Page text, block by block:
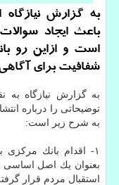
به گزارش نیازگاه
باعث ایجاد
است و ازاین رو
شفافیت برای
به گزارش نیازگاه به
توضیحاتی را درباره
به شرح زیر است:
۱- اقدام بانك مركزی بنا به تكلیف
بعنوان یك اصل اساسی
استقبال مردم قرار